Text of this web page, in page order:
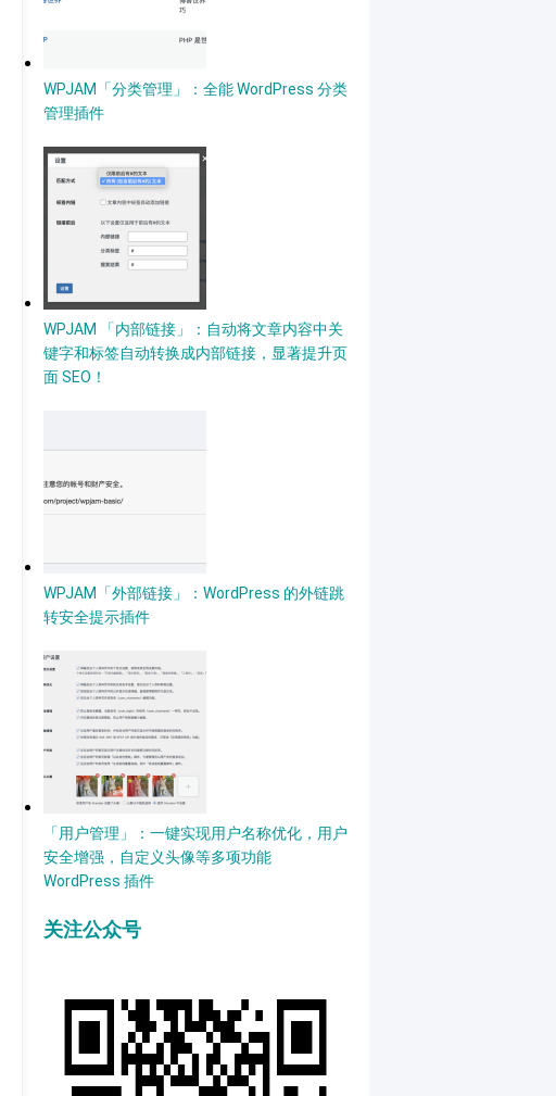
WPJAM「分类管理」：全能 WordPress 分类
管理插件
WPJAM 「内部链接」：自动将文章内容中关
键字和标签自动转换成内部链接，显著提升页
面 SEO！
WPJAM「外部链接」：WordPress 的外链跳
转安全提示插件
「用户管理」：一键实现用户名称优化，用户
安全增强，自定义头像等多项功能
WordPress 插件
关注公众号